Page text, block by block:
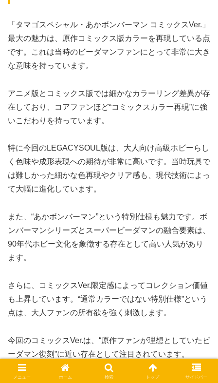
「タマゴスペシャル・あかボンバーマン コミックスVer.」
最大の魅力は、原作コミックス版カラーを再現している点
です。これは当時のビーダマンファンにとって非常に大き
な意味を持っています。
アニメ版とコミックス版では細かなカラーリング差異が存
在しており、コアファンほど“コミックスカラー再現”に強
いこだわりを持っています。
特に今回のLEGACYSOUL版は、大人向け高級ホビーらし
く色味や成形表現への期待が非常に高いです。当時玩具で
は難しかった細かな色再現やクリア感も、現代技術によっ
て大幅に進化しています。
また、“あかボンバーマン”という特別仕様も魅力です。ボ
ンバーマンシリーズとスーパービーダマンの融合要素は、
90年代ホビー文化を象徴する存在として高い人気があり
ます。
さらに、コミックスVer.限定感によってコレクション価値
も上昇しています。“通常カラーではない特別仕様”という
点は、大人ファンの所有欲を強く刺激します。
今回のコミックスVer.は、“原作ファンが理想としていたビ
ーダマン復刻”に近い存在として注目されています。
メニュー ホーム 検索 トップ サイドバー